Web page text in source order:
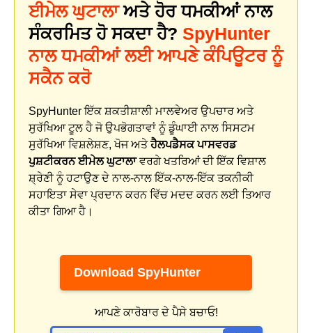
ਈਮੇਲ ਘੁਟਾਲਾਅਤੇ ਹੋਰ ਧਮਕੀਆਂ ਨਾਲ
ਸੰਕਰਮਿਤ ਹੋ ਸਕਦਾ ਹੈ? SpyHunter
ਨਾਲ ਧਮਕੀਆਂ ਲਈ ਆਪਣੇ ਕੰਪਿਊਟਰ ਨੂੰ
ਸਕੈਨ ਕਰੋ
SpyHunter ਇੱਕ ਸ਼ਕਤੀਸ਼ਾਲੀ ਮਾਲਵੇਅਰ ਉਪਚਾਰ ਅਤੇ
ਸੁਰੱਖਿਆ ਟੂਲ ਹੈ ਜੋ ਉਪਭੋਗਤਾਵਾਂ ਨੂੰ ਡੂੰਘਾਈ ਨਾਲ ਸਿਸਟਮ
ਸੁਰੱਖਿਆ ਵਿਸ਼ਲੇਸ਼ਣ, ਖੋਜ ਅਤੇਹੈਲਪਡੈਸਕ ਪਾਸਵਰਡ
ਪੁਸ਼ਟੀਕਰਨ ਈਮੇਲ ਘੁਟਾਲਾਵਰਗੇ ਖਤਰਿਆਂ ਦੀ ਇੱਕ ਵਿਸ਼ਾਲ
ਸ਼੍ਰੇਣੀ ਨੂੰ ਹਟਾਉਣ ਦੇ ਨਾਲ-ਨਾਲ ਇੱਕ-ਨਾਲ-ਇੱਕ ਤਕਨੀਕੀ
ਸਹਾਇਤਾ ਸੇਵਾ ਪ੍ਰਦਾਨ ਕਰਨ ਵਿੱਚ ਮਦਦ ਕਰਨ ਲਈ ਤਿਆਰ
ਕੀਤਾ ਗਿਆ ਹੈ।
Download SpyHunter
ਆਪਣੇ ਕਾਰੋਬਾਰ ਦੇ ਪੈਸੇ ਬਚਾਓ!